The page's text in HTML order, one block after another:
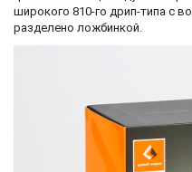
широкого 810-го дрип-типа с
разделено ложбинкой.